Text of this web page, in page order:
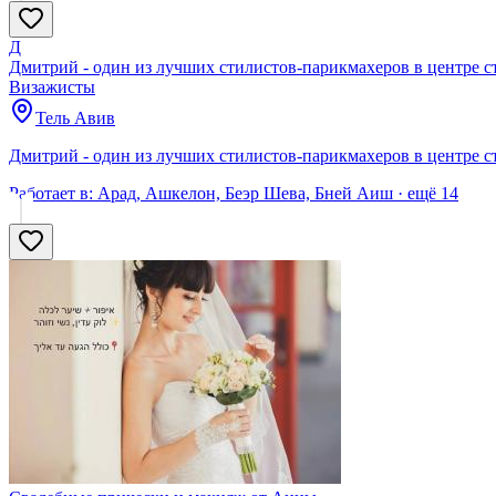
Д
Дмитрий - один из лучших стилистов-парикмахеров в центре
Визажисты
Тель Авив
Дмитрий - один из лучших стилистов-парикмахеров в центре
Работает в: Арад, Ашкелон, Беэр Шева, Бней Аиш · ещё 14